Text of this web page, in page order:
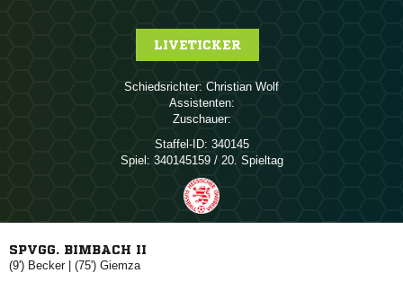
LIVETICKER
Schiedsrichter:  
Assistenten:
Zuschauer:
Staffel-ID: 340145
Spiel: 340145159 / 20. Spieltag
SPVGG. BIMBACH II
(9') | (75') 